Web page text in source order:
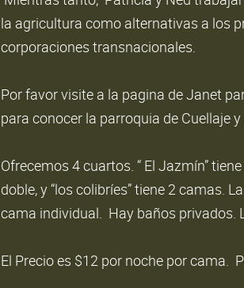
la agricultura como alternativas a los
corporaciones transnacionales.
Por favor visite a la pagina de Janet
para conocer la parroquia de Cuellaje
Ofrecemos 4 cuartos. “ El Jazmín”
doble, y “los colibríes” tiene 2 camas.
cama individual. Hay baños privados.
El Precio es $12 por noche por cama.